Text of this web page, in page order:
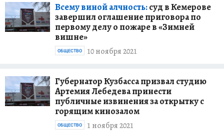
Всему виной алчность:суд в Кемерове
завершил оглашение приговора по
первому делу о пожаре в «Зимней
вишне»
10 ноября 2021
ОБЩЕСТВО
Губернатор Кузбасса призвал студию
Артемия Лебедева принести
публичные извинения за открытку с
горящим кинозалом
1 ноября 2021
ОБЩЕСТВО